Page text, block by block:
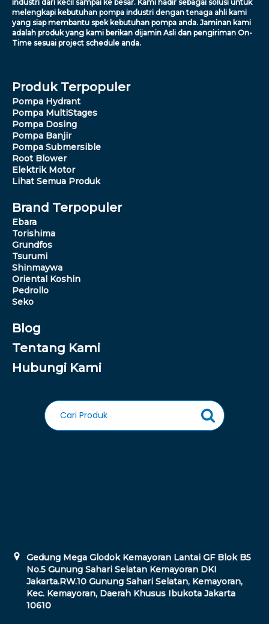
industri dari kecil sampai ke besar. Kami hadir sebagai solusi untuk
melengkapi kebutuhan pompa industri dengan tenaga ahli kami
yang siap membantu spek kebutuhan pompa anda. Jaminan kami
adalah produk yang kami berikan dijamin Asli dan pengiriman On-
Time sesuai project schedule anda.
Produk Terpopuler
Pompa Hydrant
Pompa MultiStages
Pompa Dosing
Pompa Banjir
Pompa Submersible
Root Blower
Elektrik Motor
Lihat Semua Produk
Brand Terpopuler
Ebara
Torishima
Grundfos
Tsurumi
Shinmaywa
Oriental Koshin
Pedrollo
Seko
Blog
Tentang Kami
Hubungi Kami
Gedung Mega Glodok Kemayoran Lantai GF Blok B5
No.5 Gunung Sahari Selatan Kemayoran DKI
Jakarta.RW.10 Gunung Sahari Selatan, Kemayoran,
Kec. Kemayoran, Daerah Khusus Ibukota Jakarta
10610